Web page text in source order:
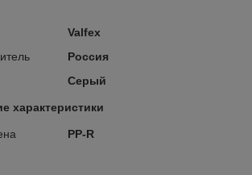
Valfex
Россия
Серый
характеристики
PP-R